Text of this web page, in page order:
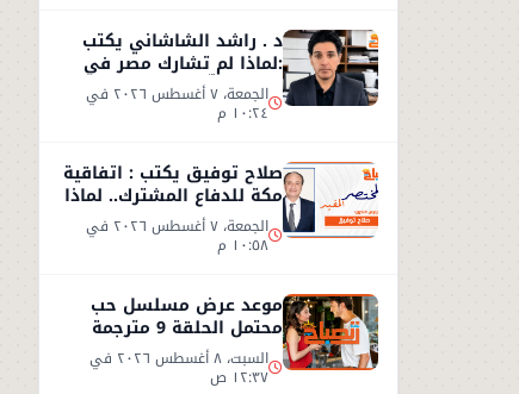
د . راشد الشاشاني يكتب
:لماذا لم تشارك مصر في
اتفاق مكّة ؟ الجمعة، ٧ أغسطس ٢٠٢٦ في
١٠:٢٤ م
صلاح توفيق يكتب : اتفاقية
مكة للدفاع المشترك.. لماذا
غابت مصر؟ الجمعة، ٧ أغسطس ٢٠٢٦ في
١٠:٥٨ م
موعد عرض مسلسل حب
محتمل الحلقة 9 مترجمة
على شاهد السبت، ٨ أغسطس ٢٠٢٦ في
١٢:٣٧ ص